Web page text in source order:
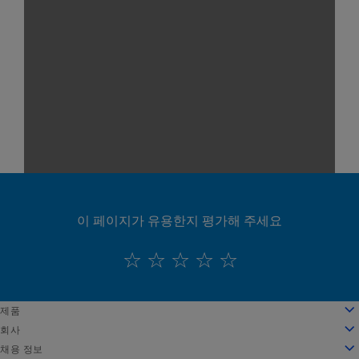
이 페이지가 유용한지 평가해 주세요
제품
클라우드 컴퓨팅
보안
회사
회사 소개
채용 정보
Deutsch
Español
Français